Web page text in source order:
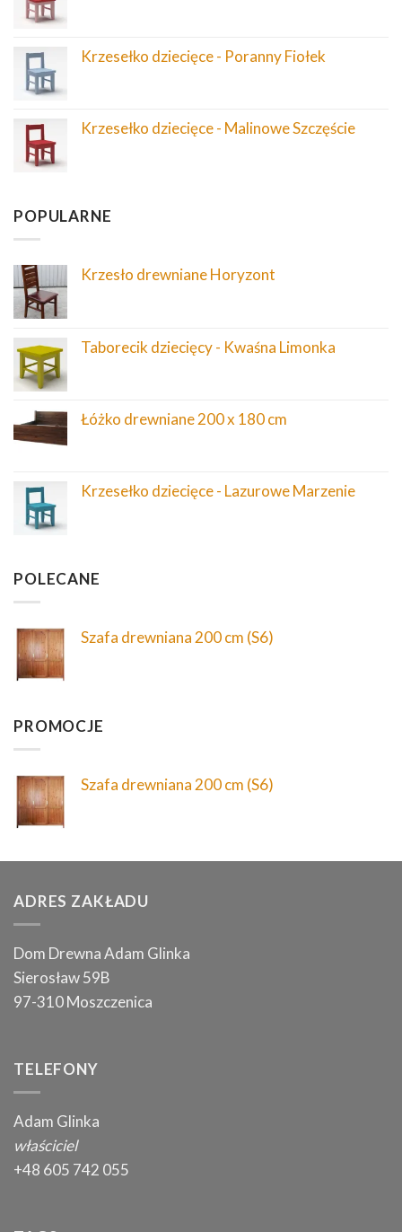
Krzesełko dziecięce - Poranny Fiołek
Krzesełko dziecięce - Malinowe Szczęście
POPULARNE
Krzesło drewniane Horyzont
Taborecik dziecięcy - Kwaśna Limonka
Łóżko drewniane 200 x 180 cm
Krzesełko dziecięce - Lazurowe Marzenie
POLECANE
Szafa drewniana 200 cm (S6)
PROMOCJE
Szafa drewniana 200 cm (S6)
ADRES ZAKŁADU
Dom Drewna Adam Glinka
Sierosław 59B
97-310 Moszczenica
TELEFONY
Adam Glinka
właściciel
+48 605 742 055